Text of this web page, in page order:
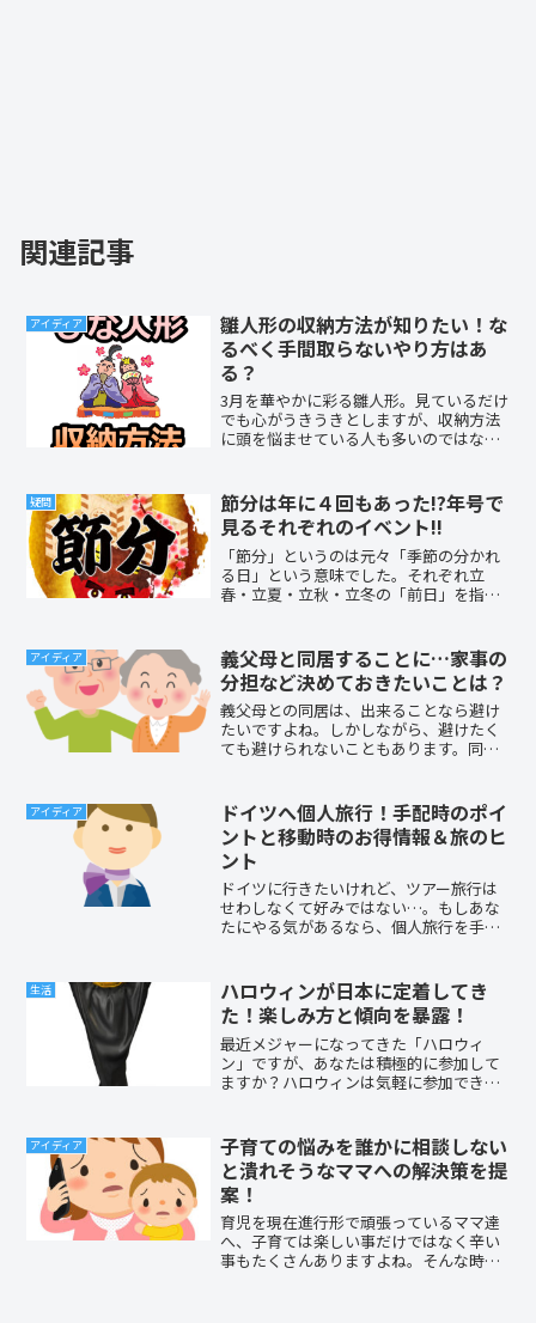
関連記事
アイディア
雛人形の収納方法が知りたい！な
るべく手間取らないやり方はあ
る？
3月を華やかに彩る雛人形。見ているだけ
でも心がうきうきとしますが、収納方法
に頭を悩ませている人も多いのではない
あるのか気になりませんか？今回は、な
るべく手間取らない収納方法をご紹介し
ましょう。モノグサさん、必読です！
疑問
節分は年に４回もあった!?年号で
見るそれぞれのイベント!!
「節分」というのは元々「季節の分かれ
る日」という意味でした。それぞれ立
春・立夏・立秋・立冬の「前日」を指し
す。節分が年に４回だなんて驚きますよ
ね!?節分と聞くと豆まき…豆...
アイディア
義父母と同居することに…家事の
分担など決めておきたいことは？
義父母との同居は、出来ることなら避け
たいですよね。しかしながら、避けたく
ても避けられないこともあります。同居
のであればいいですが、必ず2世帯住宅に
出来るとも限らないで...
アイディア
ドイツへ個人旅行！手配時のポイ
ントと移動時のお得情報＆旅のヒ
ント
ドイツに行きたいけれど、ツアー旅行は
せわしなくて好みではない…。もしあな
たにやる気があるなら、個人旅行を手配
のため、旅行の手配時に大切なポイント
と移動時のお得情報、知っ...
生活
ハロウィンが日本に定着してき
た！楽しみ方と傾向を暴露！
最近メジャーになってきた「ハロウィ
ン」ですが、あなたは積極的に参加して
ますか？ハロウィンは気軽に参加できる
はハロウィンの楽しみ方や具体的な傾向
をお知らせします。なかでも...
アイディア
子育ての悩みを誰かに相談しない
と潰れそうなママへの解決策を提
案！
育児を現在進行形で頑張っているママ達
へ、子育ては楽しい事だけではなく辛い
事もたくさんありますよね。そんな時